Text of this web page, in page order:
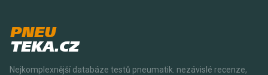
PNEU
TEKA.CZ
Nejkomplexnější databáze testů pneumatik. nezávislé recenze,